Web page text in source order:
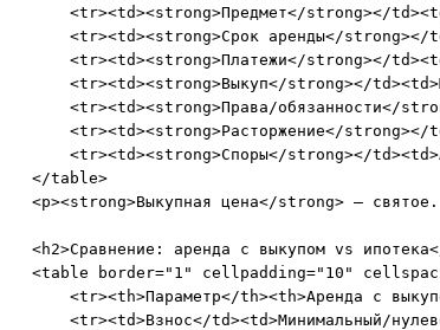
<tr><td><strong>Предмет</strong></
<tr><td><strong>Срок аренды</
<tr><td><strong>Платежи</strong></
<tr><td><strong>Выкуп</strong></
<tr><td><strong>Права/обязанности</
<tr><td><strong>Расторжение</
<tr><td><strong>Споры</strong></
</table>
<p><strong>Выкупная цена</strong> –
<h2>Сравнение: аренда с выкупом vs
<table border="1" cellpadding="10"
<tr><th>Параметр</th><th>Аренда с
<tr><td>Взнос</td><td>Минимальный/